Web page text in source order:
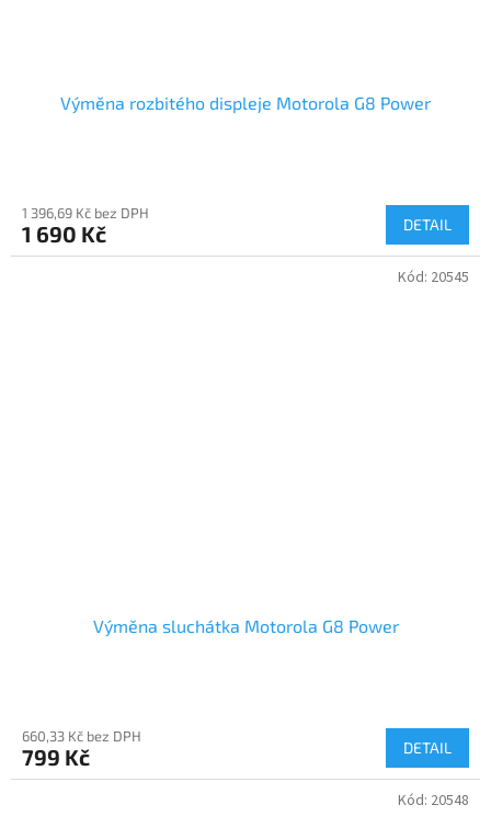
Výměna rozbitého displeje Motorola G8 Power
1 396,69 Kč bez DPH
1 690 Kč DETAIL
Výměna sluchátka Motorola G8 Power
660,33 Kč bez DPH
799 Kč DETAIL
Kód: 20545
Kód: 20548